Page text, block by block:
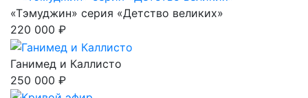
«Тэмуджин» серия «Детство великих»
220 000 ₽
Ганимед и Каллисто
250 000 ₽